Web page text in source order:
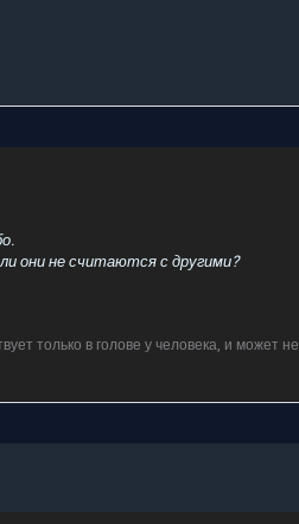
они не считаются с другими?
только в голове у человека, и может